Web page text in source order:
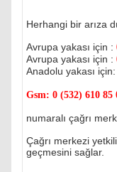
Herhangi bir arıza
Avrupa yakası için :
Avrupa yakası için :
Anadolu yakası için:
Gsm: 0 (532) 610 85
numaralı çağrı
Çağrı merkezi
geçmesini sağlar.